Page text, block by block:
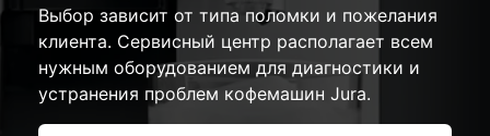
Выбор зависит от типа поломки и пожелания
клиента. Сервисный центр располагает всем
нужным оборудованием для диагностики и
устранения проблем кофемашин Jura.